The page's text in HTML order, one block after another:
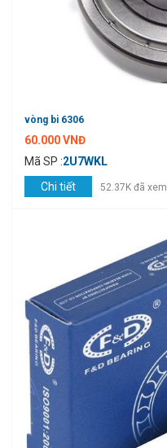
vòng bi 6306
60.000 VNĐ
Mã SP :2U7WKL
Chi tiết
52.37K đã xem